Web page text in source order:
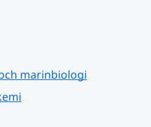
marinbiologi